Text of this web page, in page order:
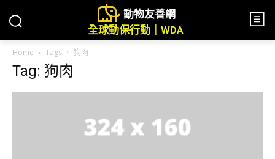
動物友善網
全球動保行動｜WDA
Home Tags 狗肉
Tag: 狗肉